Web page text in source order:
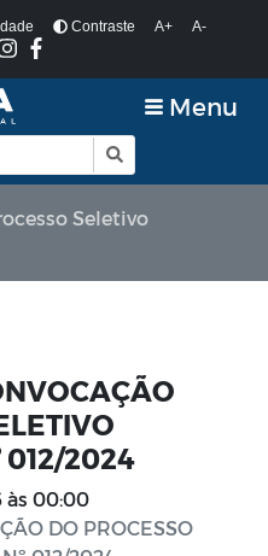
Contraste A+
A-
Menu
Seletivo
012/2024
às 00:00
DO PROCESSO